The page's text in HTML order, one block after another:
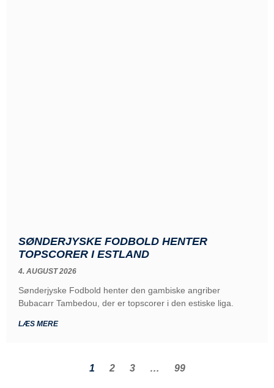
SØNDERJYSKE FODBOLD HENTER
TOPSCORER I ESTLAND
4. AUGUST 2026
Sønderjyske Fodbold henter den gambiske angriber
Bubacarr Tambedou, der er topscorer i den estiske liga.
LÆS MERE
1 2 3 … 99